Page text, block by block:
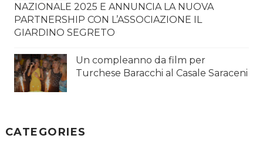
NAZIONALE 2025 E ANNUNCIA LA NUOVA
PARTNERSHIP CON L’ASSOCIAZIONE IL
GIARDINO SEGRETO
Un compleanno da film per
Turchese Baracchi al Casale Saraceni
CATEGORIES